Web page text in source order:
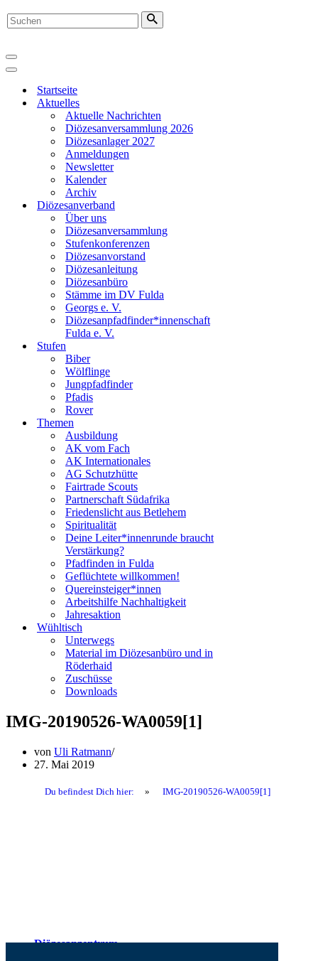
Suchen
nach …
Navigationsmenü
Navigationsmenü
Startseite
Aktuelles
Aktuelle Nachrichten
Diözesanversammlung 2026
Diözesanlager 2027
Anmeldungen
Newsletter
Kalender
Archiv
Diözesanverband
Über uns
Diözesanversammlung
Stufenkonferenzen
Diözesanvorstand
Diözesanleitung
Diözesanbüro
Stämme im DV Fulda
Georgs e. V.
Diözesanpfadfinder*innenschaft
Fulda e. V.
Stufen
Biber
Wölflinge
Jungpfadfinder
Pfadis
Rover
Themen
Ausbildung
AK vom Fach
AK Internationales
AG Schutzhütte
Fairtrade Scouts
Partnerschaft Südafrika
Friedenslicht aus Betlehem
Spiritualität
Deine Leiter*innenrunde braucht
Verstärkung?
Pfadfinden in Fulda
Geflüchtete willkommen!
Quereinsteiger*innen
Arbeitshilfe Nachhaltigkeit
Jahresaktion
Wühltisch
Unterwegs
Material im Diözesanbüro und in
Röderhaid
Zuschüsse
Downloads
IMG-20190526-WA0059[1]
von Uli Ratmann
27. Mai 2019
Du befindest Dich hier: » IMG-20190526-WA0059[1]
Diözesanzentrum